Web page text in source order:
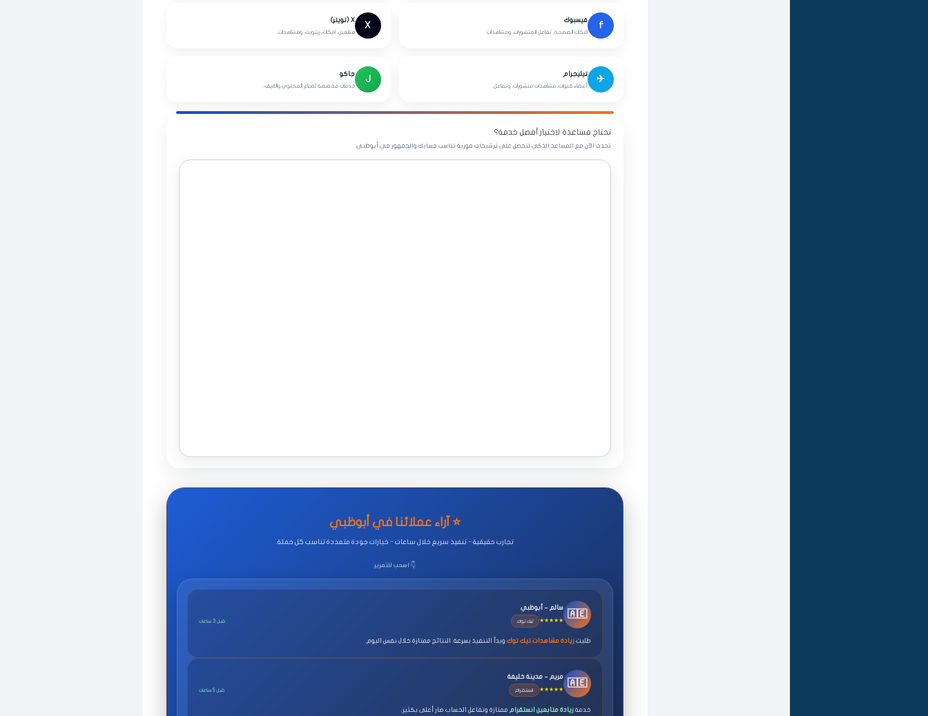
f
فيسبوك
لايكات الصفحة، تفاعل المنشورات، ومشاهدات.
X
X (تويتر)
متابعين، لايكات، ريتويت، ومشاهدات.
✈
تيليجرام
أعضاء قنوات، مشاهدات منشورات، وتفاعل.
J
جاكو
خدمات مخصصة لصناع المحتوى واللايف.
تحتاج مساعدة لاختيار أفضل خدمة؟
تحدث الآن مع المساعد الذكي لتحصل على ترشيحات فورية تناسب حسابك والجمهور في أبوظبي.
⭐ آراء عملائنا في أبوظبي
تجارب حقيقية – تنفيذ سريع خلال ساعات – خيارات جودة متعددة تناسب كل حملة.
👇 اسحب للتمرير
🇦🇪
سالم – أبوظبي
★★★★★ تيك توك قبل 3 ساعات
طلبت زيادة مشاهدات تيك توكوبدأ التنفيذ بسرعة. النتائج ممتازة خلال نفس اليوم.
🇦🇪
مريم – مدينة خليفة
★★★★★ انستقرام قبل 5 ساعات
خدمة زيادة متابعين انستقرامممتازة وتفاعل الحساب صار أعلى بكثير.